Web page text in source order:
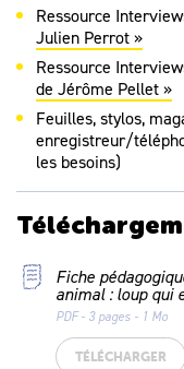
Mobiliser des
approprié
Participer à des
Respecter les
Développer le
Ressource
Julien Perrot »
Ressource
de Jérôme Pellet »
Feuilles, stylos,
enregistreur/
les besoins)
Fiche
animal : loup qui
PDF - 3 pages - 1 Mo
TÉLÉCHARGER